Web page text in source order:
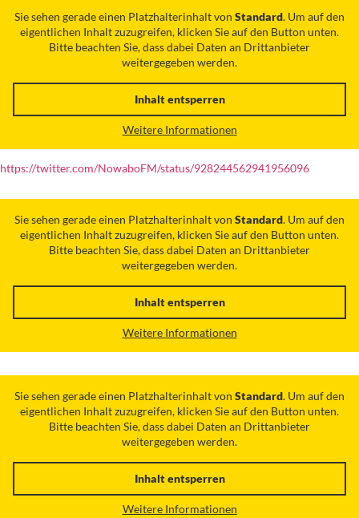
Sie sehen gerade einen Platzhalterinhalt von Standard. Um auf den
eigentlichen Inhalt zuzugreifen, klicken Sie auf den Button unten.
Bitte beachten Sie, dass dabei Daten an Drittanbieter
weitergegeben werden.
Inhalt entsperren
Weitere Informationen
https://twitter.com/NowaboFM/status/928244562941956096
Sie sehen gerade einen Platzhalterinhalt von Standard. Um auf den
eigentlichen Inhalt zuzugreifen, klicken Sie auf den Button unten.
Bitte beachten Sie, dass dabei Daten an Drittanbieter
weitergegeben werden.
Inhalt entsperren
Weitere Informationen
Sie sehen gerade einen Platzhalterinhalt von Standard. Um auf den
eigentlichen Inhalt zuzugreifen, klicken Sie auf den Button unten.
Bitte beachten Sie, dass dabei Daten an Drittanbieter
weitergegeben werden.
Inhalt entsperren
Weitere Informationen